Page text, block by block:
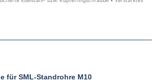
für SML-Standrohre M10